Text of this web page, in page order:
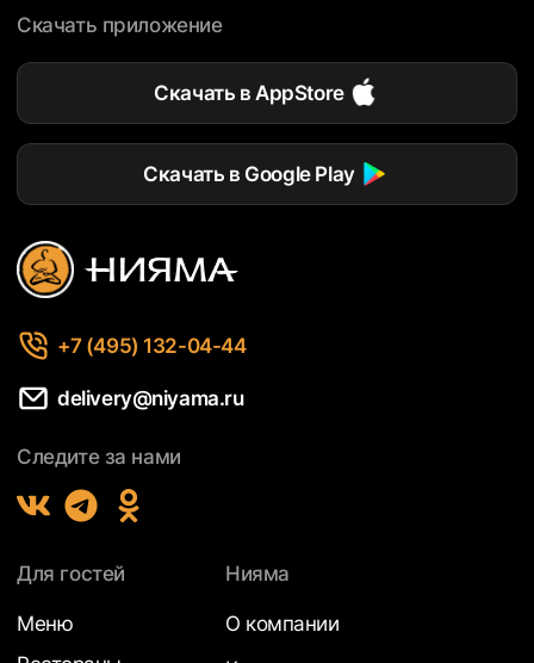
Скачать приложение
Скачать в AppStore
Скачать в Google Play
+7 (495) 132-04-44
delivery@niyama.ru
Следите за нами
Для гостей
Меню
Нияма
О компании